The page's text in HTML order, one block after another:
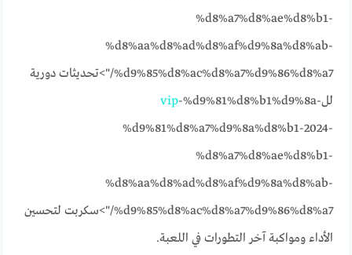
%d8%a7%d8%ae%d8%b1-
%d8%aa%d8%ad%d8%af%d9%8a%d8%ab-
%d9%85%d8%ac%d8%a7%d9%86%d8%a7/">تحديثات دورية
لل
vip-%d9%81%d8%b1%d9%8a-
%d9%81%d8%a7%d9%8a%d8%b1-2024-
%d8%a7%d8%ae%d8%b1-
%d8%aa%d8%ad%d8%af%d9%8a%d8%ab-
%d9%85%d8%ac%d8%a7%d9%86%d8%a7/">سكربت لتحسين
الأداء ومواكبة آخر التطورات في اللعبة.